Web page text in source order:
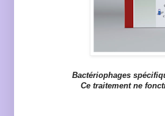
Bactériophages
Ce traitement ne